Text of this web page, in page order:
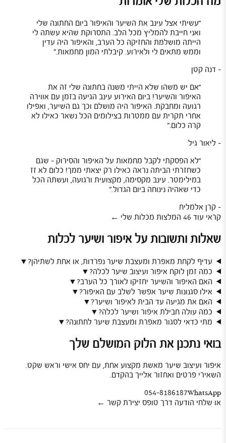
“עשיתי אצל עינב את השיער והאיפור ביום החתונה שלי
ואני חייבת להמליץ מכל הלב. התסרוקת שהיא עשתה לי
הייתה מושלמת והחזיקה כל הערב, והאיפור היה עדין
וממש מתאים לי ולאירוע. קיבלתי המון מחמאות.”
- דנה קטן
“אם יש משהו שלא הייתי משנה בחתונה שלי זה את
האיפור והשיער! ביום האירוע עינב הגיעה בזמן עם אווירה
רגועה ומחבקת. האיפור היה מושלם וכך גם השיער, ואפילו
אחרי תקרית עם ממטרות בצילומים הכל נשאר כאילו לא
קרה כלום.”
- ליאור גיל
“לא הפסקתי לקבל מחמאות על האיפור והסירוק – שגם
כשחזרתי הביתה נראה כאילו רק יצאתי ממך! כלום לא זז
במילימטר. עינב מקסימה, מקצועית ורגועה, ועשתה הכל
כדי שאהיה נינוחה ביום הגדול.”
- קרן אלמליח
קראי עוד 46 המלצות מכלות שלי ←
שאלות ותשובות על איפור ושיער לכלות
עדיף לקחת מאפרת ומעצבת שיער נפרדות, או אחת לשתיהן?▼
כמה זמן לוקח איפור ועיצוב שיער לכלה?▼
האם האיפור והשיער יחזיקו לאורך כל הערב?▼
אילו סגנונות שיער אפשר לשלב עם האיפור?▼
האם את מגיעה עד הבית לאיפור ושיער?▼
כמה עולה חבילת איפור ושיער לכלה?▼
מתי כדאי לסגור מאפרת ומעצבת שיער לחתונה?▼
בואי נתכנן את הלוק המושלם שלך
איפור ועיצוב שיער מאשת מקצוע אחת, עם יחס אישי וראש שקט.
השאירי פרטים ואחזור אלייך בהקדם.
054-8186187WhatsApp
או שלחי הודעה דרך טופס יצירת קשר ←